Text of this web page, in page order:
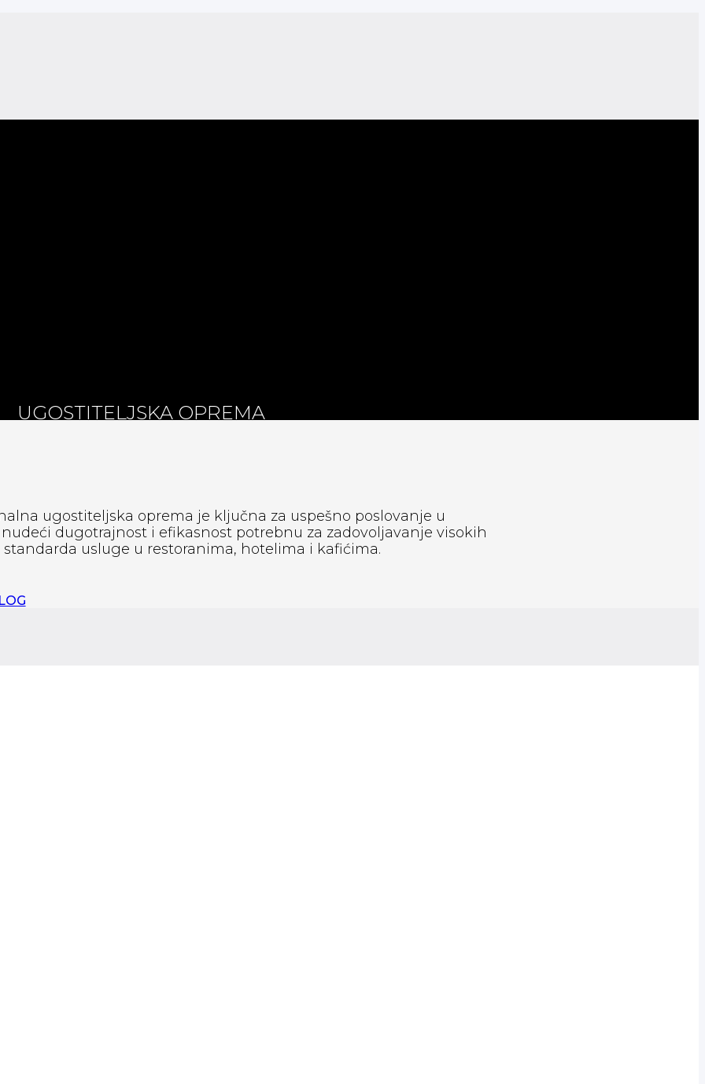
UGOSTITELJSKA OPREMA
ugostiteljska oprema je ključna za uspešno poslovanje u
dugotrajnost i efikasnost potrebnu za zadovoljavanje visokih
standarda usluge u restoranima, hotelima i kafićima.